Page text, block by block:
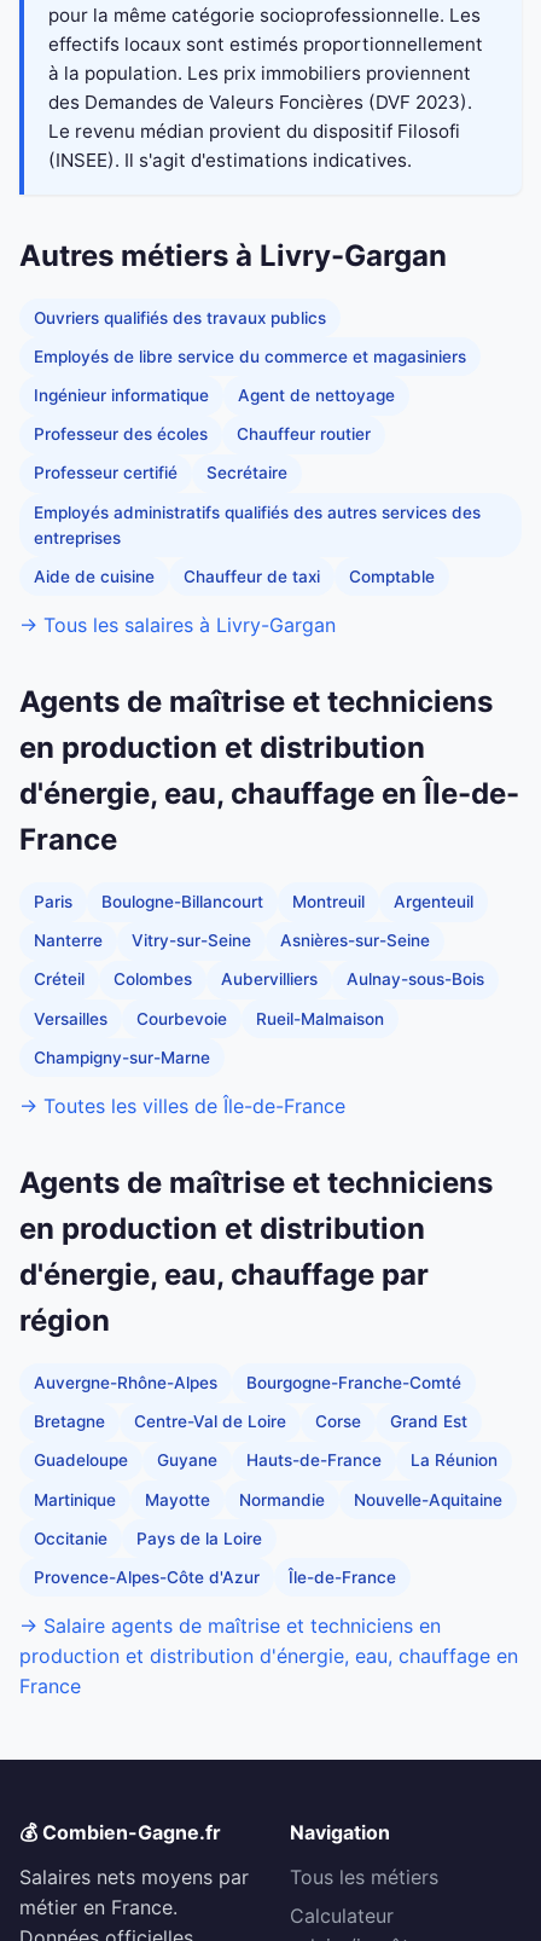
pour la même catégorie socioprofessionnelle. Les
effectifs locaux sont estimés proportionnellement
à la population. Les prix immobiliers proviennent
des Demandes de Valeurs Foncières (DVF 2023).
Le revenu médian provient du dispositif Filosofi
(INSEE). Il s'agit d'estimations indicatives.
Autres métiers à Livry-Gargan
Ouvriers qualifiés des travaux publics
Employés de libre service du commerce et magasiniers
Ingénieur informatique Agent de nettoyage
Professeur des écoles Chauffeur routier
Professeur certifié Secrétaire
Employés administratifs qualifiés des autres services des
entreprises
Aide de cuisine Chauffeur de taxi Comptable
→ Tous les salaires à Livry-Gargan
Agents de maîtrise et techniciens
en production et distribution
d'énergie, eau, chauffage en Île-de-
France
Paris Boulogne-Billancourt Montreuil Argenteuil
Nanterre Vitry-sur-Seine Asnières-sur-Seine
Créteil Colombes Aubervilliers Aulnay-sous-Bois
Versailles Courbevoie Rueil-Malmaison
Champigny-sur-Marne
→ Toutes les villes de Île-de-France
Agents de maîtrise et techniciens
en production et distribution
d'énergie, eau, chauffage par
région
Auvergne-Rhône-Alpes Bourgogne-Franche-Comté
Bretagne Centre-Val de Loire Corse Grand Est
Guadeloupe Guyane Hauts-de-France La Réunion
Martinique Mayotte Normandie Nouvelle-Aquitaine
Occitanie Pays de la Loire
Provence-Alpes-Côte d'Azur Île-de-France
→ Salaire agents de maîtrise et techniciens en
production et distribution d'énergie, eau, chauffage en
France
💰 Combien-Gagne.fr
Salaires nets moyens par
métier en France.
Navigation
Tous les métiers
Calculateur